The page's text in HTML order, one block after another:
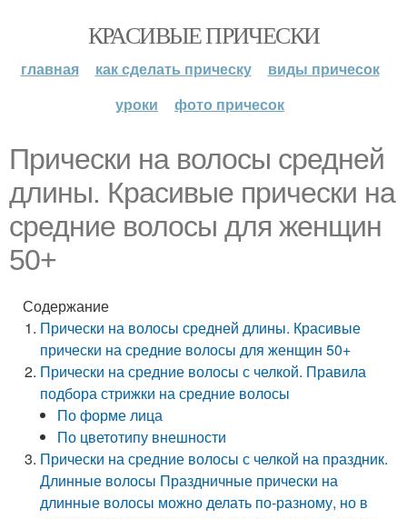
КРАСИВЫЕ ПРИЧЕСКИ
главная как сделать прическу
виды причесок
уроки
фото причесок
Прически на волосы средней
длины. Красивые прически на
средние волосы для женщин
50+
Содержание
Прически на волосы средней длины. Красивые
прически на средние волосы для женщин 50+
Прически на средние волосы с челкой. Правила
подбора стрижки на средние волосы
По форме лица
По цветотипу внешности
Прически на средние волосы с челкой на праздник.
Длинные волосы Праздничные прически на
длинные волосы можно делать по-разному, но в